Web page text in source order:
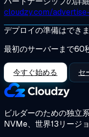
cloudzy.com/
デプロイの準備はでき
最初のサーバーまで60
今すぐ始める セ
ビルダーのための独立
NVMe、世界13リージ